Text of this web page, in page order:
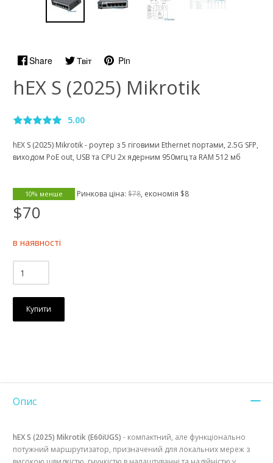
Share Твіт Pin
hEX S (2025) Mikrotik
5.00
hEX S (2025) Mikrotik - роутер з 5 гіговими Ethernet портами, 2.5G SFP,
виходом PoE out, USB та CPU 2х ядерним 950мгц та RAM 512 мб
10% менше Ринкова ціна: $78, економія $8
$70
в наявності
Купити
Опис
hEX S (2025) Mikrotik (E60iUGS) - компактний, але функціонально
потужний маршрутизатор, призначений для локальних мереж з